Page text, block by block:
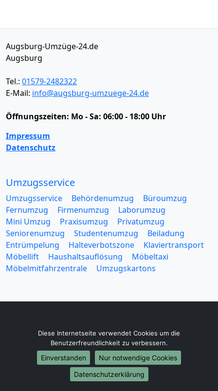
Augsburg-Umzüge-24.de
Augsburg
Tel.: 01579-2482322
E-Mail: info@augsburg-umzuege-24.de
Öffnungszeiten: Mo - Sa: 06:00 - 18:00 Uhr
Impressum
Datenschutz
Umzugsservice
Umzugsservice Behördenumzug
Büroumzug
Fernumzug
Firmenumzug
Laborumzug
Mini Umzug
Praxisumzug
Privatumzug
Seniorenumzug
Studentenumzug
Beiladung
Entrümpelung
Halteverbotszone
Klaviertransport
Möbellift
Haushaltsauflösung
Möbeltaxi
Möbelmitfahrzentrale
Umzugskartons
Europa-Umzüge
Umzug von Augsburg nach Belarus
Umzug von Augsburg nach Belgien
Umzug von Augsburg nach Bulgarien
Umzug von Augsburg nach Dänemark
Diese Internetseite verwendet Cookies um die
Benutzerfreundlichkeit zu verbessern.
Einverstanden
Nur notwendige Cookies
Datenschutzerklärung